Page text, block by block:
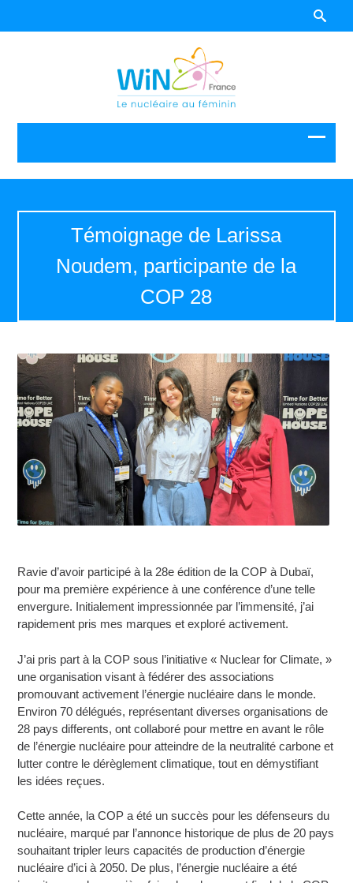
Témoignage de Larissa
Noudem, participante de la
COP 28
Ravie d’avoir participé à la 28e édition de la COP à Dubaï,
pour ma première expérience à une conférence d’une telle
envergure. Initialement impressionnée par l’immensité, j’ai
rapidement pris mes marques et exploré activement.
J’ai pris part à la COP sous l’initiative « Nuclear for Climate, »
une organisation visant à fédérer des associations
promouvant activement l’énergie nucléaire dans le monde.
Environ 70 délégués, représentant diverses organisations de
28 pays differents, ont collaboré pour mettre en avant le rôle
de l’énergie nucléaire pour atteindre de la neutralité carbone et
lutter contre le dérèglement climatique, tout en démystifiant
les idées reçues.
Cette année, la COP a été un succès pour les défenseurs du
nucléaire, marqué par l’annonce historique de plus de 20 pays
souhaitant tripler leurs capacités de production d’énergie
nucléaire d’ici à 2050. De plus, l’énergie nucléaire a été